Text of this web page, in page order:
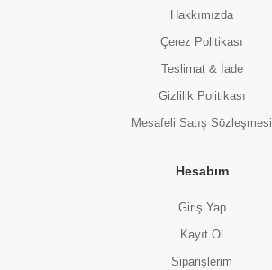
Hakkımızda
Çerez Politikası
Teslimat & İade
Gizlilik Politikası
Mesafeli Satış Sözleşmesi
Hesabım
Giriş Yap
Kayıt Ol
Siparişlerim